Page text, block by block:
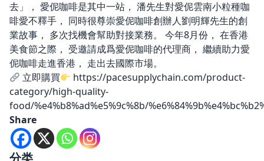
去」， 愛伲咖啡是其中一站， 潘先生對愛伲雲南小粒種咖
啡愛不釋手， 同時很尊崇愛伲咖啡創辦人劉明輝先生的創
業故事， 多次找機會幫助對接業務。 今年8月份， 在香港
美食節之際， 受邀請成爲愛伲咖啡的代理商， 繼續助力愛
伲咖啡走進香港， 走出去國際市場。
立即購買
https://pacesupplychain.com/product-
category/high-quality-
food/%e4%b8%ad%e5%9c%8b/
Share